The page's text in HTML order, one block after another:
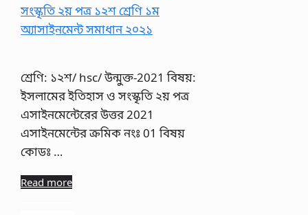
শ্রেণি: ১২শ/ hsc/ উন্মুক্ত-2021 বিষয়:
ইসলামের ইতিহাস ও সংস্কৃতি ২য় পত্র
এসাইনমেন্টেরের উত্তর 2021
এসাইনমেন্টের ক্রমিক নংঃ 01 বিষয়
কোডঃ …
Read more